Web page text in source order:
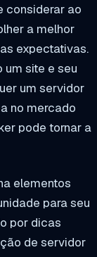
considerar ao
a melhor
expectativas.
um site e seu
um servidor
no mercado
pode tornar a
elementos
para seu
por dicas
de servidor